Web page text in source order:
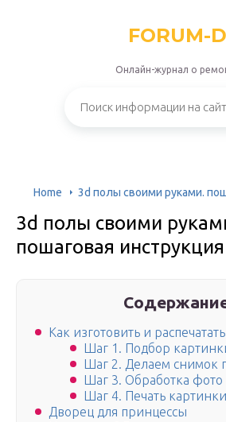
FORUM-
Онлайн-журнал о
Home 3d полы своими руками.
3d полы своими
пошаговая инструкция
Как изготовить и
Шаг 1. Подбор
Шаг 2. Делаем снимок
Шаг 3. Обработка
Шаг 4. Печать
Дворец для принцессы